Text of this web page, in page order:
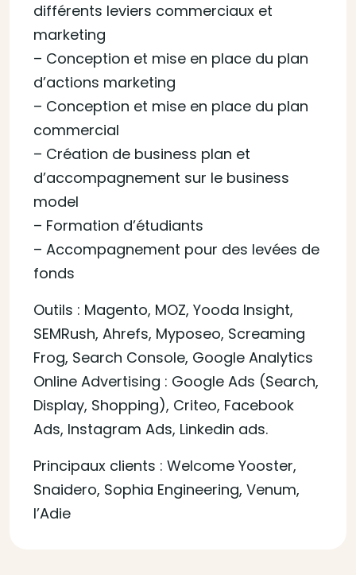
différents leviers commerciaux et
marketing
– Conception et mise en place du plan
d’actions marketing
– Conception et mise en place du plan
commercial
– Création de business plan et
d’accompagnement sur le business
model
– Formation d’étudiants
– Accompagnement pour des levées de
fonds
Outils : Magento, MOZ, Yooda Insight,
SEMRush, Ahrefs, Myposeo, Screaming
Frog, Search Console, Google Analytics
Online Advertising : Google Ads (Search,
Display, Shopping), Criteo, Facebook
Ads, Instagram Ads, Linkedin ads.
Principaux clients : Welcome Yooster,
Snaidero, Sophia Engineering, Venum,
l’Adie